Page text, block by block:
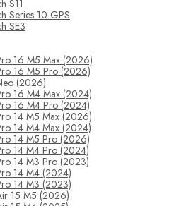
S11
Series 10 GPS
SE3
16 M5 Max (2026)
16 M5 Pro (2026)
(2026)
16 M4 Max (2024)
16 M4 Pro (2024)
14 M5 Max (2026)
14 M4 Max (2024)
14 M5 Pro (2026)
14 M4 Pro (2024)
14 M3 Pro (2023)
14 M4 (2024)
14 M3 (2023)
15 M5 (2026)